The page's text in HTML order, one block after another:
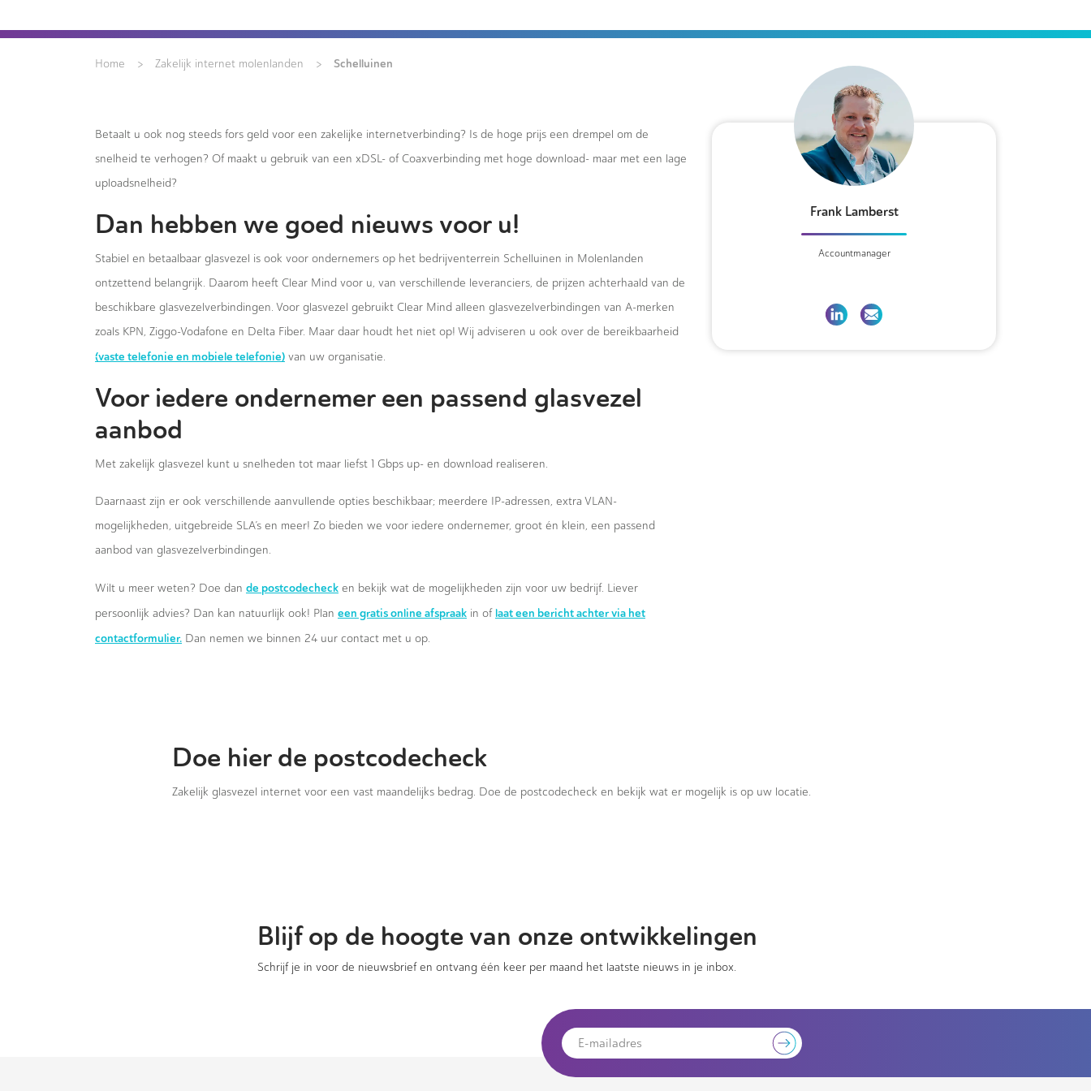
Home > Zakelijk internet molenlanden > Schelluinen
Betaalt u ook nog steeds fors geld voor een zakelijke internetverbinding? Is de hoge prijs een drempel om de
snelheid te verhogen? Of maakt u gebruik van een xDSL- of Coaxverbinding met hoge download- maar met een lage
uploadsnelheid?
Dan hebben we goed nieuws voor u!
Stabiel en betaalbaar glasvezel is ook voor ondernemers op het bedrijventerrein Schelluinen in Molenlanden
ontzettend belangrijk. Daarom heeft Clear Mind voor u, van verschillende leveranciers, de prijzen achterhaald van de
beschikbare glasvezelverbindingen. Voor glasvezel gebruikt Clear Mind alleen glasvezelverbindingen van A-merken
zoals KPN, Ziggo-Vodafone en Delta Fiber. Maar daar houdt het niet op! Wij adviseren u ook over de bereikbaarheid
(vaste telefonie en mobiele telefonie) van uw organisatie.
Voor iedere ondernemer een passend glasvezel
aanbod
Met zakelijk glasvezel kunt u snelheden tot maar liefst 1 Gbps up- en download realiseren.
Daarnaast zijn er ook verschillende aanvullende opties beschikbaar; meerdere IP-adressen, extra VLAN-
mogelijkheden, uitgebreide SLA’s en meer! Zo bieden we voor iedere ondernemer, groot én klein, een passend
aanbod van glasvezelverbindingen.
Wilt u meer weten? Doe dan de postcodecheck en bekijk wat de mogelijkheden zijn voor uw bedrijf. Liever
persoonlijk advies? Dan kan natuurlijk ook! Plan een gratis online afspraak in of laat een bericht achter via het
contactformulier. Dan nemen we binnen 24 uur contact met u op.
Frank Lamberst
Accountmanager
Doe hier de postcodecheck
Zakelijk glasvezel internet voor een vast maandelijks bedrag. Doe de postcodecheck en bekijk wat er mogelijk is op uw locatie.
Blijf op de hoogte van onze ontwikkelingen
Schrijf je in voor de nieuwsbrief en ontvang één keer per maand het laatste nieuws in je inbox.